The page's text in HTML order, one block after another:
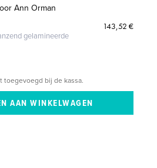
Ann Orman
gelamineerde
143,52 €
toegevoegd bij de kassa.